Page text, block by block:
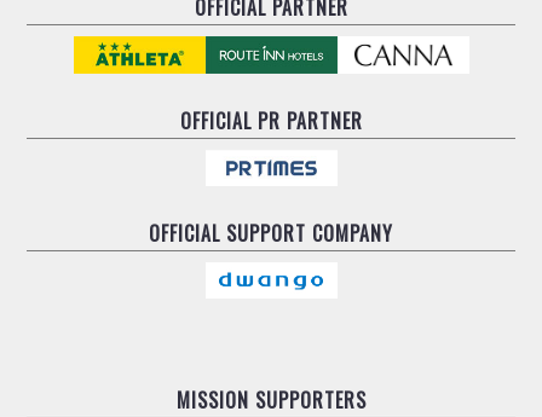
OFFICIAL PARTNER
OFFICIALPR PARTNER
OFFICIAL SUPPORT COMPANY
MISSION SUPPORTERS